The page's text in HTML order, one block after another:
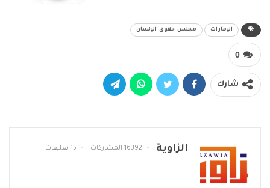
الإمارات مجلس_حقوق_الإنسان
0
شارك
الزاوية 16392 المشاركات 15 تعليقات